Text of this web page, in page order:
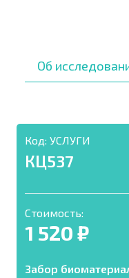
Об
Код: УСЛУГИ
КЦ537
Стоимость:
1 520 ₽
Забор